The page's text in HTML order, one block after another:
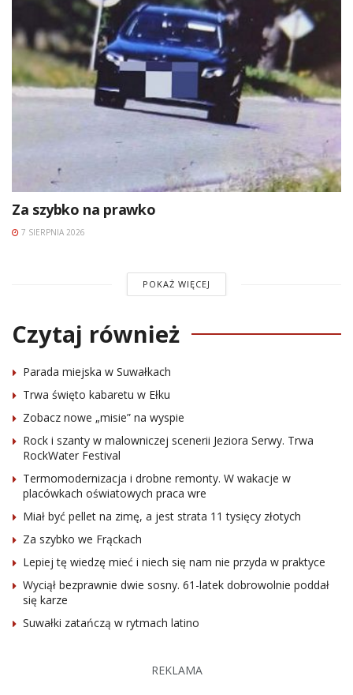
Za szybko na prawko
7 SIERPNIA 2026
POKAŻ WIĘCEJ
Czytaj również
Parada miejska w Suwałkach
Trwa święto kabaretu w Ełku
Zobacz nowe „misie” na wyspie
Rock i szanty w malowniczej scenerii Jeziora Serwy. Trwa
RockWater Festival
Termomodernizacja i drobne remonty. W wakacje w
placówkach oświatowych praca wre
Miał być pellet na zimę, a jest strata 11 tysięcy złotych
Za szybko we Frąckach
Lepiej tę wiedzę mieć i niech się nam nie przyda w praktyce
Wyciął bezprawnie dwie sosny. 61-latek dobrowolnie poddał
się karze
Suwałki zatańczą w rytmach latino
REKLAMA